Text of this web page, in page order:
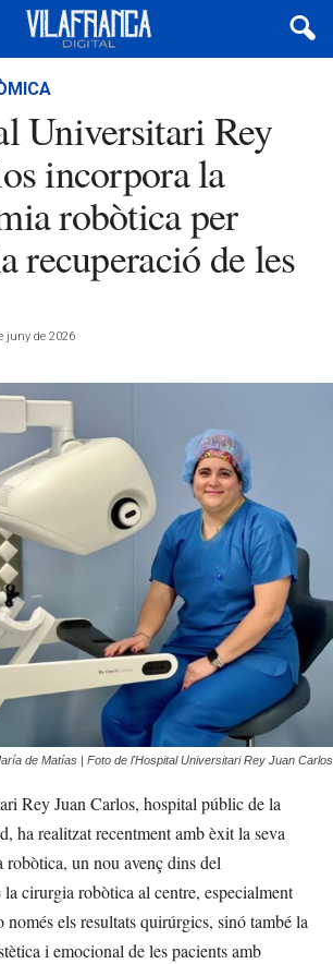
Universitari Rey
incorpora la
robòtica per
recuperació de les
juny de 2026
de Matías | Foto de l'Hospital Universitari Rey Juan Carlos
Rey Juan Carlos, hospital públic de la
ha realitzat recentment amb èxit la seva
robòtica, un nou avenç dins del
la cirurgia robòtica al centre, especialment
els resultats quirúrgics, sinó també la
i emocional de les pacients amb